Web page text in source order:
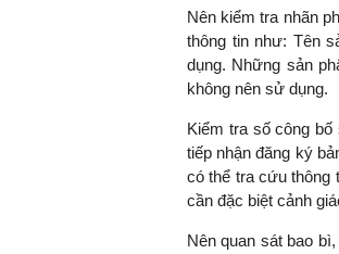
Nên kiểm tra nhãn
thông tin như: Tên
dụng. Những sản
không nên sử dụng.
Kiểm tra số công
tiếp nhận đăng ký
có thể tra cứu thông
cần đặc biệt cảnh
Nên quan sát bao